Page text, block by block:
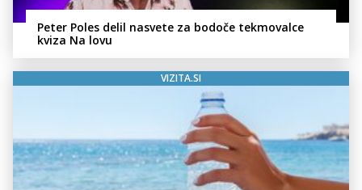
Peter Poles delil nasvete za bodoče tekmovalce
kviza Na lovu
VIZITA.SI